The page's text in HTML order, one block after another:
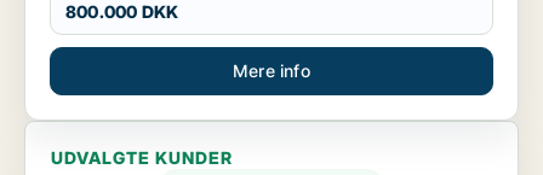
800.000 DKK
Mere info
UDVALGTE KUNDER